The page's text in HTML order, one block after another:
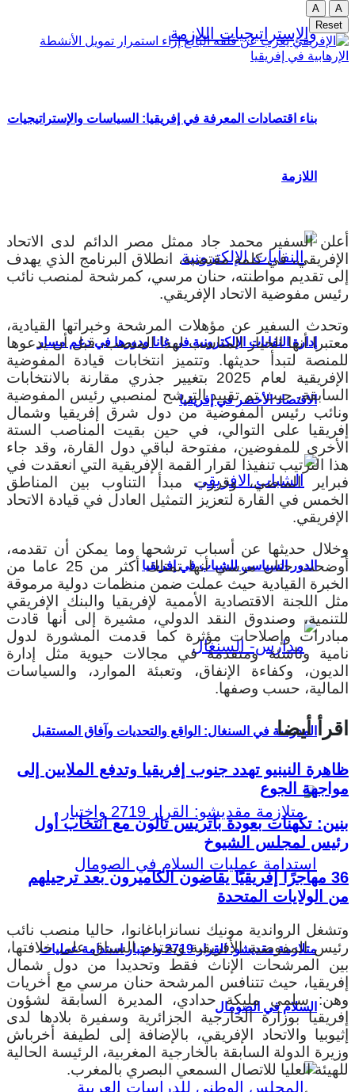
بناء اقتصادات المعرفة في إفريقيا: السياسات والإستراتيجيات
اللازمة
إدارة النفايات الإلكترونية في غانا ودورها في دعم مسار
الاقتصاد الأخضر في إفريقيا
الدور السياسي للشباب في إفريقيا
المدرسة في السنغال: الواقع والتحديات وآفاق المستقبل
متلازمة مقديشو: القرار 2719 واختبار استدامة عمليات
السلام في الصومال
A
A
Reset
أعلن السفير محمد جاد ممثل مصر الدائم لدى الاتحاد
الإفريقي، في كلمة مقتضبة، انطلاق البرنامج الذي يهدف
إلى تقديم مواطنته، حنان مرسي، كمرشحة لمنصب نائب
رئيس مفوضية الاتحاد الإفريقي.
وتحدث السفير عن مؤهلات المرشحة وخبراتها القيادية،
معتبرا أنها الخيار المناسب لهذا المنصب، قبل أن يدعوها
للمنصة لتبدأ حديثها. وتتميز انتخابات قيادة المفوضية
الإفريقية لعام 2025 بتغيير جذري مقارنة بالانتخابات
السابقة، حيث تم تقييد الترشح لمنصبي رئيس المفوضية
ونائب رئيس المفوضية من دول شرق إفريقيا وشمال
إفريقيا على التوالي، في حين بقيت المناصب الستة
الأخرى للمفوضين، مفتوحة لباقي دول القارة، وقد جاء
هذا الترتيب تنفيذا لقرار القمة الإفريقية التي انعقدت في
فبراير الماضي، وقررت مبدأ التناوب بين المناطق
الخمس في القارة لتعزيز التمثيل العادل في قيادة الاتحاد
الإفريقي.
وخلال حديثها عن أسباب ترشحها وما يمكن أن تقدمه،
أوضحت حنان مرسي أنها تمتلك أكثر من 25 عاما من
الخبرة القيادية حيث عملت ضمن منظمات دولية مرموقة
مثل اللجنة الاقتصادية الأممية لإفريقيا والبنك الإفريقي
للتنمية، وصندوق النقد الدولي، مشيرة إلى أنها قادت
مبادرات وإصلاحات مؤثرة كما قدمت المشورة لدول
نامية وناشئة ومتقدمة في مجالات حيوية مثل إدارة
الديون، وكفاءة الإنفاق، وتعبئة الموارد، والسياسات
المالية، حسب وصفها.
اقرأ أيضا
ظاهرة النينيو تهدد جنوب إفريقيا وتدفع الملايين إلى
مواجهة الجوع
بنين: تكهنات بعودة باتريس تالون مع انتخاب أول
رئيس لمجلس الشيوخ
36 مهاجرًا إفريقيًا يقاضون الكاميرون بعد ترحيلهم
من الولايات المتحدة
وتشغل الرواندية مونيك نسانزاباغانوا، حاليا منصب نائب
رئيس المفوضية الأفريقية ويحتدم السباق على خلافتها،
بين المرشحات الإناث فقط وتحديدا من دول شمال
إفريقيا، حيث تتنافس المرشحة حنان مرسي مع أخريات
وهن: سلمى مليكة حدادي، المديرة السابقة لشؤون
إفريقيا بوزارة الخارجية الجزائرية وسفيرة بلادها لدى
إثيوبيا والاتحاد الإفريقي، بالإضافة إلى لطيفة أخرباش
وزيرة الدولة السابقة بالخارجية المغربية، الرئيسة الحالية
للهيئة العليا للاتصال السمعي البصري بالمغرب.